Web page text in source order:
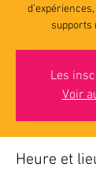
supports
Les
Voir
Heure et